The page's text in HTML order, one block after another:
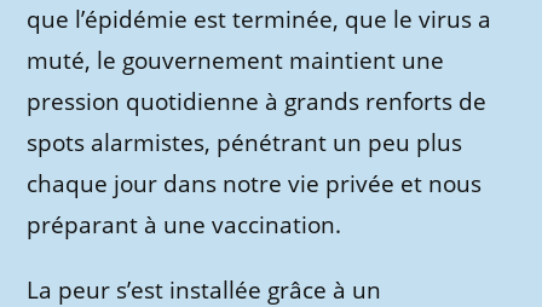
que l’épidémie est terminée, que le virus a
muté, le gouvernement maintient une
pression quotidienne à grands renforts de
spots alarmistes, pénétrant un peu plus
chaque jour dans notre vie privée et nous
préparant à une vaccination.
La peur s’est installée grâce à un